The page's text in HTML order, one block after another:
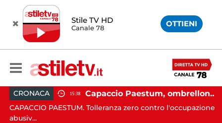
Stile TV HD
Canale 78 OTTIENI
CRONACA 15:38 Capaccio Paestum, ombrellone selvaggio: blitz della Municipale, sgomberate tutte le spiagge libere
CAPACCIO PAESTUM. Tolleranza zero contro l'occupazione
abusiv...